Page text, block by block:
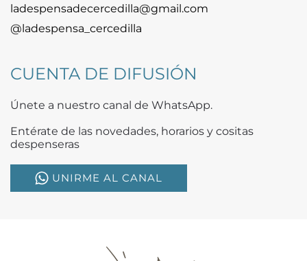
ladespensadecercedilla@gmail.com
@ladespensa_cercedilla
CUENTA DE DIFUSIÓN
Únete a nuestro canal de WhatsApp.
Entérate de las novedades, horarios y cositas
despenseras
UNIRME AL CANAL